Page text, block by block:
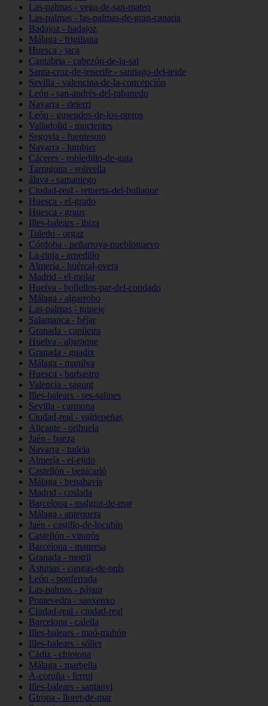
Las-palmas - vega-de-san-mateo
Las-palmas - las-palmas-de-gran-canaria
Badajoz - badajoz
Málaga - frigiliana
Huesca - jaca
Cantabria - cabezón-de-la-sal
Santa-cruz-de-tenerife - santiago-del-teide
Sevilla - valencina-de-la-concepción
León - san-andrés-del-rabanedo
Navarra - deierri
León - gusendos-de-los-oteros
Valladolid - mucientes
Segovia - fuentesoto
Navarra - lumbier
Cáceres - robledillo-de-gata
Tarragona - solivella
álava - samaniego
Ciudad-real - retuerta-del-bullaque
Huesca - el-grado
Huesca - graus
Illes-balears - ibiza
Toledo - orgaz
Córdoba - peñarroya-pueblonuevo
La-rioja - arnedillo
Almería - huércal-overa
Madrid - el-molar
Huelva - bollullos-par-del-condado
Málaga - algarrobo
Las-palmas - tuineje
Salamanca - béjar
Granada - capileira
Huelva - aljaraque
Granada - guadix
Málaga - manilva
Huesca - barbastro
Valencia - sagunt
Illes-balears - ses-salines
Sevilla - carmona
Ciudad-real - valdepeñas
Alicante - orihuela
Jaén - baeza
Navarra - tudela
Almería - el-ejido
Castellón - benicarló
Málaga - benahavís
Madrid - coslada
Barcelona - malgrat-de-mar
Málaga - antequera
Jaén - castillo-de-locubín
Castellón - vinaròs
Barcelona - manresa
Granada - motril
Asturias - cangas-de-onís
León - ponferrada
Las-palmas - pájara
Pontevedra - sanxenxo
Ciudad-real - ciudad-real
Barcelona - calella
Illes-balears - maó-mahón
Illes-balears - sóller
Cádiz - chipiona
Málaga - marbella
A-coruña - ferrol
Illes-balears - santanyí
Girona - lloret-de-mar